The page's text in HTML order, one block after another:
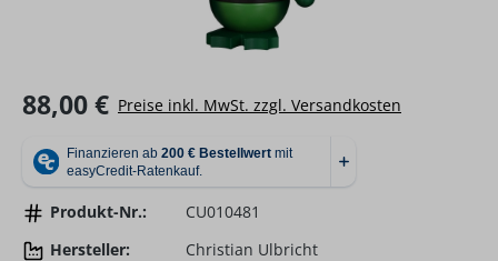
Regulärer Preis:
88,00 € Preise inkl. MwSt. zzgl. Versandkosten
Produkt-Nr.:
CU010481
Hersteller:
Christian Ulbricht